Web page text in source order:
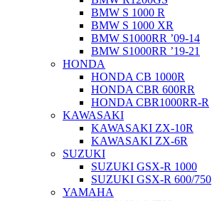
BMW S 1000 R
BMW S 1000 XR
BMW S1000RR ’09-14
BMW S1000RR ’19-21
HONDA
HONDA CB 1000R
HONDA CBR 600RR
HONDA CBR1000RR-R
KAWASAKI
KAWASAKI ZX-10R
KAWASAKI ZX-6R
SUZUKI
SUZUKI GSX-R 1000
SUZUKI GSX-R 600/750
YAMAHA